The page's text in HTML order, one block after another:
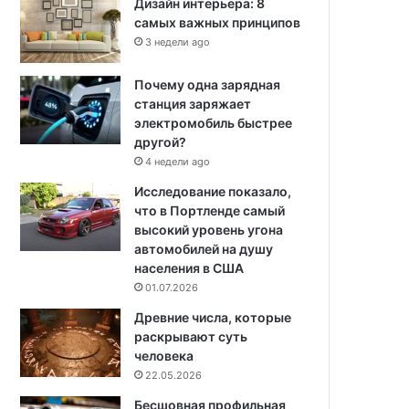
Дизайн интерьера: 8
самых важных принципов
3 недели ago
Почему одна зарядная
станция заряжает
электромобиль быстрее
другой?
4 недели ago
Исследование показало,
что в Портленде самый
высокий уровень угона
автомобилей на душу
населения в США
01.07.2026
Древние числа, которые
раскрывают суть
человека
22.05.2026
Бесшовная профильная